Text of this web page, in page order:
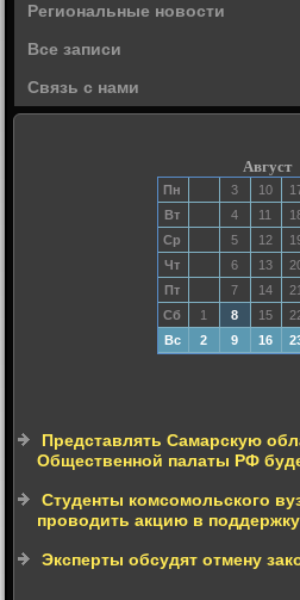
Региональные новости
Все записи
Связь с нами
Август
Пн 3 10
Вт
4 11
Ср
5 12
Чт
6 13
Пт
7 14 21
Сб
1 8 15
Вс
2 9 16
Представлять Самарскую
Общественной палаты РФ
Студенты комсомольского
проводить акцию в
Эксперты обсудят отмену